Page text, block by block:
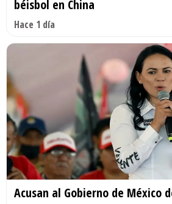
béisbol en China
Hace 1 día
Acusan al Gobierno de México